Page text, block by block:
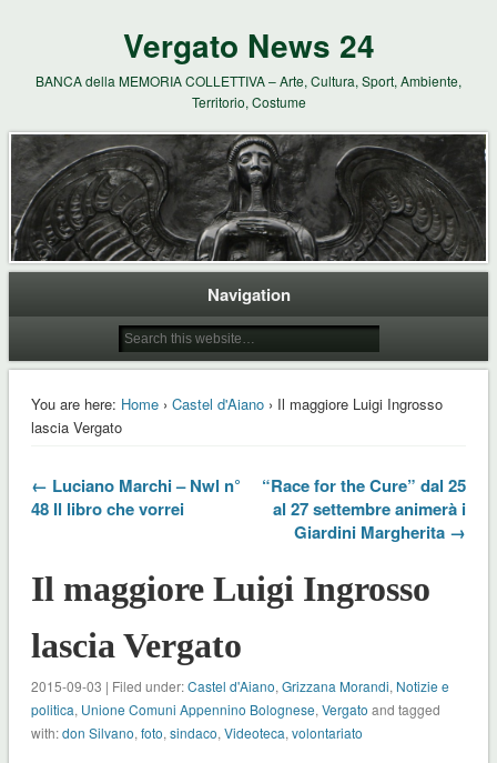
Vergato News 24
BANCA della MEMORIA COLLETTIVA – Arte, Cultura, Sport, Ambiente,
Territorio, Costume
Navigation
You are here: Home› Castel d'Aiano› Il maggiore Luigi Ingrosso
lascia Vergato
← Luciano Marchi – Nwl n°
48 Il libro che vorrei
“Race for the Cure” dal 25
al 27 settembre animerà i
Giardini Margherita →
Il maggiore Luigi Ingrosso
lascia Vergato
2015-09-03 | Filed under:Castel d'Aiano, Grizzana Morandi, Notizie e
politica, Unione Comuni Appennino Bolognese, Vergato and tagged
with:don Silvano, foto, sindaco, Videoteca, volontariato